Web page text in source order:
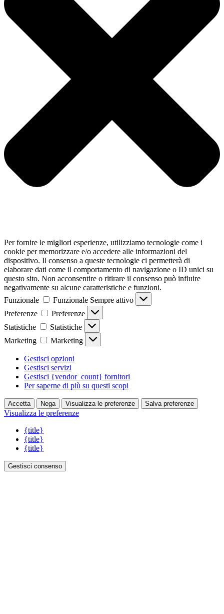
Per fornire le migliori esperienze, utilizziamo tecnologie come i
cookie per memorizzare e/o accedere alle informazioni del
dispositivo. Il consenso a queste tecnologie ci permetterà di
elaborare dati come il comportamento di navigazione o ID unici su
questo sito. Non acconsentire o ritirare il consenso può influire
negativamente su alcune caratteristiche e funzioni.
Funzionale
Funzionale Sempre attivo
Preferenze
Preferenze
Statistiche
Statistiche
Marketing
Marketing
Gestisci opzioni
Gestisci servizi
Gestisci {vendor_count} fornitori
Per saperne di più su questi scopi
Accetta Nega Visualizza le preferenze Salva preferenze
Visualizza le preferenze
{title}
{title}
{title}
Gestisci consenso